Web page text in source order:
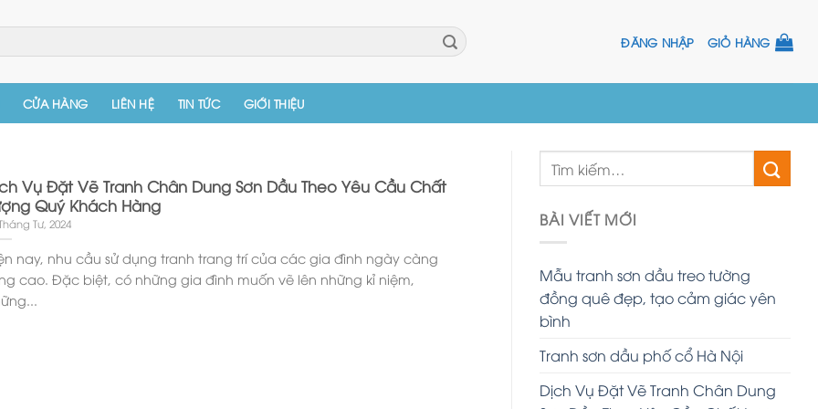
ĐĂNG NHẬP GIỎ HÀNG
CỬA HÀNG LIÊN HỆ TIN TỨC GIỚI THIỆU
Vụ Đặt Vẽ Tranh Chân Dung Sơn Dầu Theo Yêu Cầu Chất
Quý Khách Hàng
Tư, 2024
nay, nhu cầu sử dụng tranh trang trí của các gia đình ngày càng
cao. Đặc biệt, có những gia đình muốn vẽ lên những kỉ niệm,
BÀI VIẾT MỚI
Mẫu tranh sơn dầu treo tường
đồng quê đẹp, tạo cảm giác yên
bình
Tranh sơn dầu phố cổ Hà Nội
Dịch Vụ Đặt Vẽ Tranh Chân Dung